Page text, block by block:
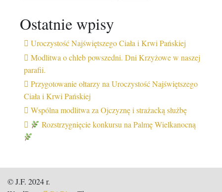
Ostatnie wpisy
Uroczystość Najświętszego Ciała i Krwi Pańskiej
Modlitwa o chleb powszedni. Dni Krzyżowe w naszej
parafii.
Przygotowanie ołtarzy na Uroczystość Najświętszego
Ciała i Krwi Pańskiej
Wspólna modlitwa za Ojczyznę i strażacką służbę
Rozstrzygnięcie konkursu na Palmę Wielkanocną
© J.F. 2024 r.